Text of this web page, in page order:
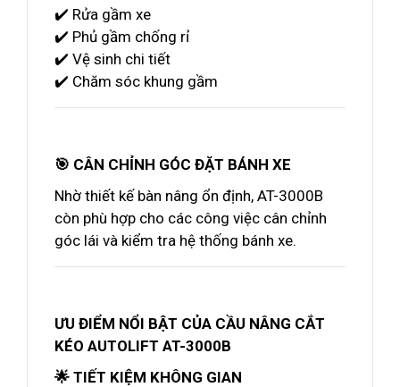
✔️ Rửa gầm xe
✔️ Phủ gầm chống rỉ
✔️ Vệ sinh chi tiết
✔️ Chăm sóc khung gầm
🎯 CÂN CHỈNH GÓC ĐẶT BÁNH XE
Nhờ thiết kế bàn nâng ổn định, AT-3000B
còn phù hợp cho các công việc cân chỉnh
góc lái và kiểm tra hệ thống bánh xe.
ƯU ĐIỂM NỔI BẬT CỦA CẦU NÂNG CẮT
KÉO AUTOLIFT AT-3000B
🌟 TIẾT KIỆM KHÔNG GIAN